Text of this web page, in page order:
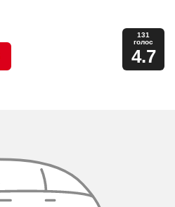
131
голос
4.7